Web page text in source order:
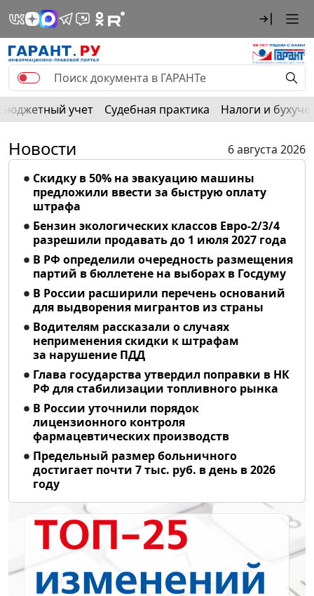
Бюджетный учет Судебная практика Налоги и
Новости
6 августа 2026
Скидку в 50% на эвакуацию машины
предложили ввести за быструю оплату
штрафа
Бензин экологических классов Евро-2/3/4
разрешили продавать до 1 июля 2027 года
В РФ определили очередность размещения
партий в бюллетене на выборах в Госдуму
В России расширили перечень оснований
для выдворения мигрантов из страны
Водителям рассказали о случаях
неприменения скидки к штрафам
за нарушение ПДД
Глава государства утвердил поправки в НК
РФ для стабилизации топливного рынка
В России уточнили порядок
лицензионного контроля
фармацевтических производств
Предельный размер больничного
достигает почти 7 тыс. руб. в день в 2026
году